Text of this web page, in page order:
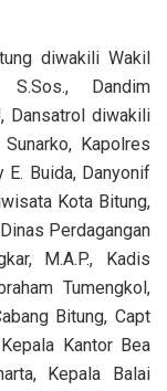
diwakili Wakil
Dandim
Dansatrol diwakili
Kapolres
Buida, Danyonif
Kota Bitung,
Perdagangan
M.A.P., Kadis
Tumengkol,
Bitung, Capt
Kantor Bea
Kepala Balai